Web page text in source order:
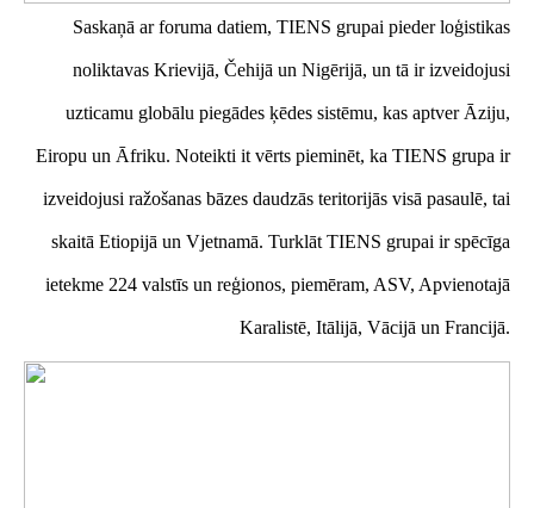
Saskaņā ar foruma datiem, TIENS grupai pieder loģistikas
noliktavas Krievijā, Čehijā un Nigērijā, un tā ir izveidojusi
uzticamu globālu piegādes ķēdes sistēmu, kas aptver Āziju,
Eiropu un Āfriku. Noteikti it vērts pieminēt, ka TIENS grupa ir
izveidojusi ražošanas bāzes daudzās teritorijās visā pasaulē, tai
skaitā Etiopijā un Vjetnamā. Turklāt TIENS grupai ir spēcīga
ietekme 224 valstīs un reģionos, piemēram, ASV, Apvienotajā
Karalistē, Itālijā, Vācijā un Francijā.